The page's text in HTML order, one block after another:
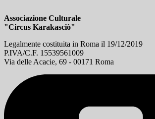
Associazione Culturale
"Circus Karakasciò"
Legalmente costituita in Roma il 19/12/2019
P.IVA/C.F. 15539561009
Via delle Acacie, 69 - 00171 Roma